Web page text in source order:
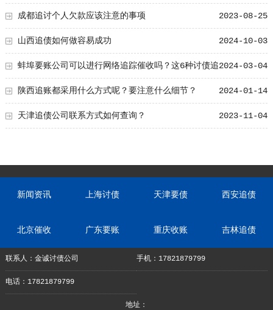
2023-08-25
成都追讨个人欠款应该注意的事项
2024-10-03
山西追债如何做容易成功
2024-03-04
蚌埠要账公司可以进行网络追踪催收吗？这6种讨债追
账秘籍值得学！ 2024-01-14
陕西追账都采用什么方式呢？要注意什么细节？
2023-11-04
天津追债公司联系方式如何查询？
新闻资讯 上海讨债 天津要债 西安追债
北京催收 广东要账 重庆收账 吉林追债
联系人：金诚讨债公司 手机：17821879799
电话：17821879799
地址：